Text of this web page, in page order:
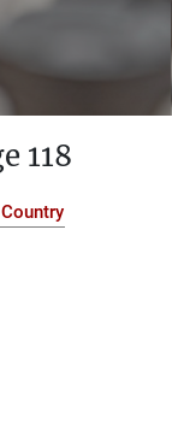
118
Country